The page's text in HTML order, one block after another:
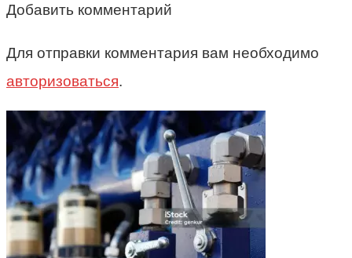
Добавить комментарий
Для отправки комментария вам необходимо
авторизоваться.